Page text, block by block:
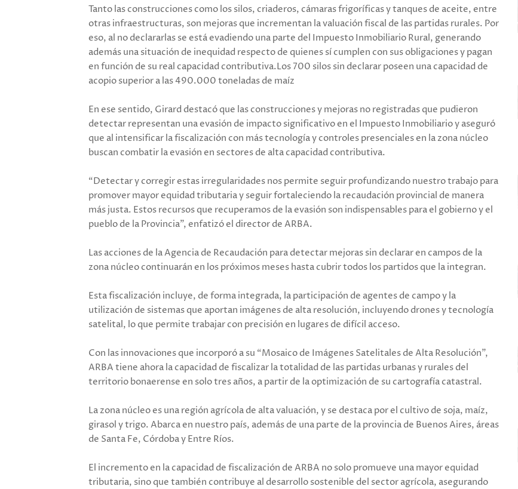
Tanto las construcciones como los silos, criaderos, cámaras frigoríficas y tanques de aceite, entre
otras infraestructuras, son mejoras que incrementan la valuación fiscal de las partidas rurales. Por
eso, al no declararlas se está evadiendo una parte del Impuesto Inmobiliario Rural, generando
además una situación de inequidad respecto de quienes sí cumplen con sus obligaciones y pagan
en función de su real capacidad contributiva.Los 700 silos sin declarar poseen una capacidad de
acopio superior a las 490.000 toneladas de maíz
En ese sentido, Girard destacó que las construcciones y mejoras no registradas que pudieron
detectar representan una evasión de impacto significativo en el Impuesto Inmobiliario y aseguró
que al intensificar la fiscalización con más tecnología y controles presenciales en la zona núcleo
buscan combatir la evasión en sectores de alta capacidad contributiva.
“Detectar y corregir estas irregularidades nos permite seguir profundizando nuestro trabajo para
promover mayor equidad tributaria y seguir fortaleciendo la recaudación provincial de manera
más justa. Estos recursos que recuperamos de la evasión son indispensables para el gobierno y el
pueblo de la Provincia”, enfatizó el director de ARBA.
Las acciones de la Agencia de Recaudación para detectar mejoras sin declarar en campos de la
zona núcleo continuarán en los próximos meses hasta cubrir todos los partidos que la integran.
Esta fiscalización incluye, de forma integrada, la participación de agentes de campo y la
utilización de sistemas que aportan imágenes de alta resolución, incluyendo drones y tecnología
satelital, lo que permite trabajar con precisión en lugares de difícil acceso.
Con las innovaciones que incorporó a su “Mosaico de Imágenes Satelitales de Alta Resolución”,
ARBA tiene ahora la capacidad de fiscalizar la totalidad de las partidas urbanas y rurales del
territorio bonaerense en solo tres años, a partir de la optimización de su cartografía catastral.
La zona núcleo es una región agrícola de alta valuación, y se destaca por el cultivo de soja, maíz,
girasol y trigo. Abarca en nuestro país, además de una parte de la provincia de Buenos Aires, áreas
de Santa Fe, Córdoba y Entre Ríos.
El incremento en la capacidad de fiscalización de ARBA no solo promueve una mayor equidad
tributaria, sino que también contribuye al desarrollo sostenible del sector agrícola, asegurando